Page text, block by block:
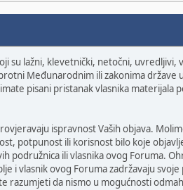
su lažni, klevetnički, netočni,
Međunarodnim ili zakonima
pisani pristanak vlasnika
ispravnost Vaših objava.
potpunost ili korisnost bilo koje
podružnica ili vlasnika ovog Foruma.
i vlasnik ovog Foruma zadržavaju
razumjeti da nismo u mogućnosti